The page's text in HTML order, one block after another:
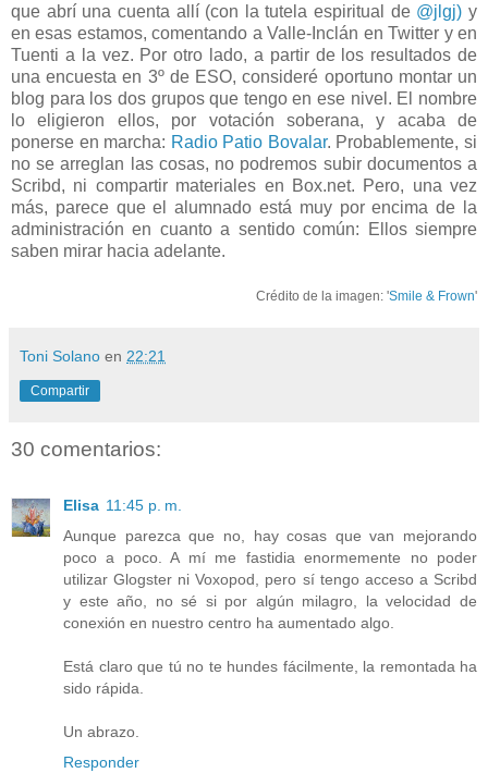
que abrí una cuenta allí (con la tutela espiritual de @jlgj) y
en esas estamos, comentando a Valle-Inclán en Twitter y en
Tuenti a la vez. Por otro lado, a partir de los resultados de
una encuesta en 3º de ESO, consideré oportuno montar un
blog para los dos grupos que tengo en ese nivel. El nombre
lo eligieron ellos, por votación soberana, y acaba de
ponerse en marcha: Radio Patio Bovalar. Probablemente, si
no se arreglan las cosas, no podremos subir documentos a
Scribd, ni compartir materiales en Box.net. Pero, una vez
más, parece que el alumnado está muy por encima de la
administración en cuanto a sentido común: Ellos siempre
saben mirar hacia adelante.
Crédito de la imagen: 'Smile & Frown'
Toni Solano en 22:21
Compartir
30 comentarios:
Elisa 11:45 p. m.
Aunque parezca que no, hay cosas que van mejorando
poco a poco. A mí me fastidia enormemente no poder
utilizar Glogster ni Voxopod, pero sí tengo acceso a Scribd
y este año, no sé si por algún milagro, la velocidad de
conexión en nuestro centro ha aumentado algo.
Está claro que tú no te hundes fácilmente, la remontada ha
sido rápida.
Un abrazo.
Responder